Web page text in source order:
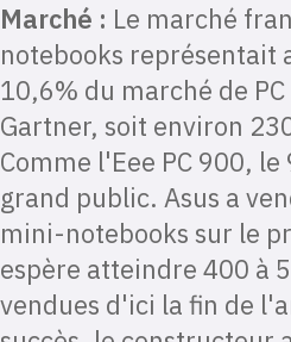
Marché : Le marché
notebooks représentait
10,6% du marché de
Gartner, soit environ
Comme l'Eee PC 900,
grand public. Asus a
mini-notebooks sur le
espère atteindre 400 à
vendues d'ici la fin de